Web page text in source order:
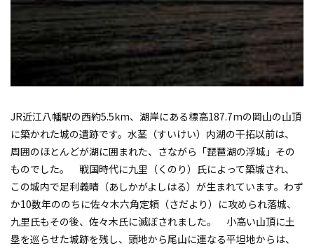
JR近江八幡駅の西約5.5km、湖岸にある標高187.7mの岡山の山頂
に築かれた城の遺跡です。水茎（すいけい）内湖の干拓以前は、
周囲のほとんどが湖に囲まれた、さながら「琵琶湖の浮城」その
ものでした。 戦国時代に九里（くのり）氏によって築城され、
この城内で足利義晴（あしかがよしはる）が生まれています。わず
か10数年ののちに佐々木六角定頼（さだより）に攻められ落城、
九里氏もその後、佐々木氏に滅ぼされました。 小高い山頂に土
塁を巡らせた城跡を残し、頭地から尾山に連なる平坦地からは、